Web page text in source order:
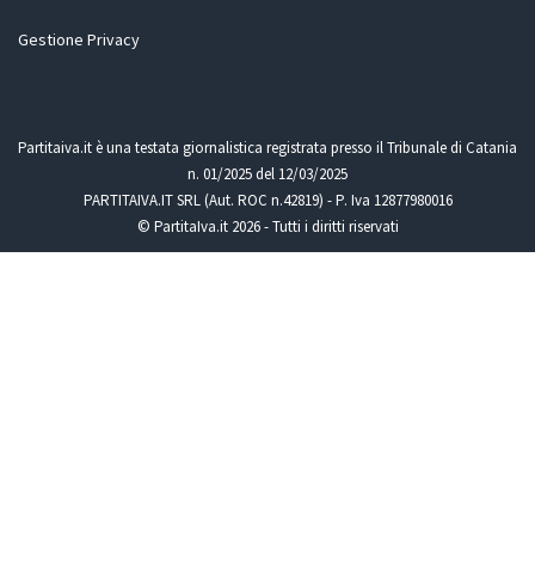
Gestione Privacy
Partitaiva.it è una testata giornalistica registrata presso il Tribunale di Catania
n. 01/2025 del 12/03/2025
PARTITAIVA.IT SRL (Aut. ROC n.42819) - P. Iva 12877980016
© PartitaIva.it 2026 - Tutti i diritti riservati